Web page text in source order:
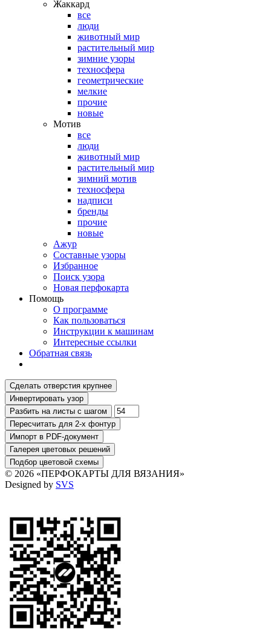
Жаккард
все
люди
животный мир
растительный мир
зимние узоры
техносфера
геометрические
мелкие
прочие
новые
Мотив
все
люди
животный мир
растительный мир
зимний мотив
техносфера
надписи
бренды
прочие
новые
Ажур
Составные узоры
Избранное
Поиск узора
Новая перфокарта
Помощь
О программе
Как пользоваться
Инструкции к машинам
Интересные ссылки
Обратная связь
© 2026 «ПЕРФОКАРТЫ ДЛЯ ВЯЗАНИЯ»
Designed by SVS